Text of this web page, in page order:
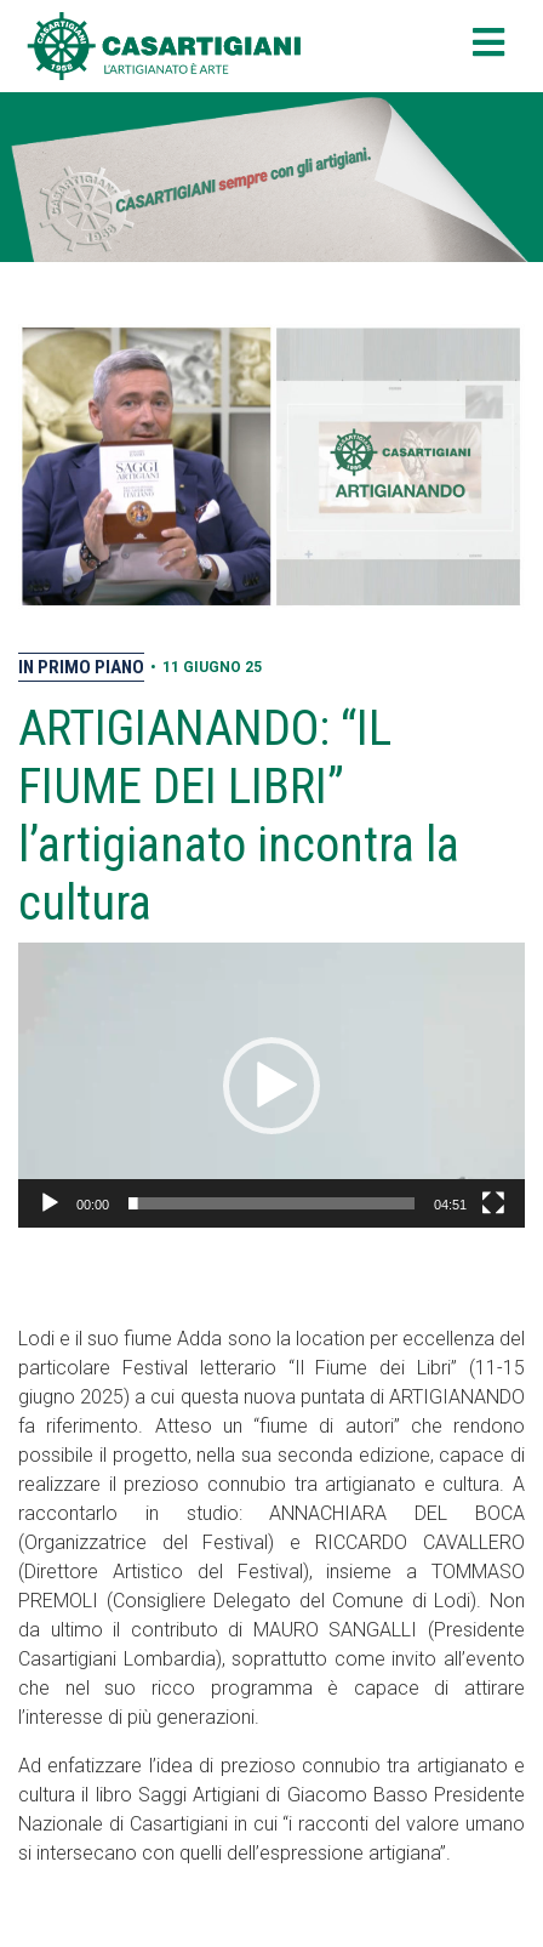
IN PRIMO PIANO • 11 GIUGNO 25
ARTIGIANANDO: “IL
FIUME DEI LIBRI”
l’artigianato incontra la
cultura
00:00 04:51
Lodi e il suo fiume Adda sono la location per eccellenza del
particolare Festival letterario “Il Fiume dei Libri” (11-15
giugno 2025) a cui questa nuova puntata di ARTIGIANANDO
fa riferimento. Atteso un “fiume di autori” che rendono
possibile il progetto, nella sua seconda edizione, capace di
realizzare il prezioso connubio tra artigianato e cultura. A
raccontarlo in studio: ANNACHIARA DEL BOCA
(Organizzatrice del Festival) e RICCARDO CAVALLERO
(Direttore Artistico del Festival), insieme a TOMMASO
PREMOLI (Consigliere Delegato del Comune di Lodi). Non
da ultimo il contributo di MAURO SANGALLI (Presidente
Casartigiani Lombardia), soprattutto come invito all’evento
che nel suo ricco programma è capace di attirare
l’interesse di più generazioni.
Ad enfatizzare l’idea di prezioso connubio tra artigianato e
cultura il libro Saggi Artigiani di Giacomo Basso Presidente
Nazionale di Casartigiani in cui “i racconti del valore umano
si intersecano con quelli dell’espressione artigiana”.